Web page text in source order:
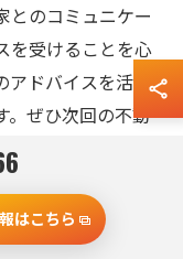
とのコミュニケー
を受けることを心
アドバイスを活用
。ぜひ次回の不動
ください。
常に重要です。
はこちら